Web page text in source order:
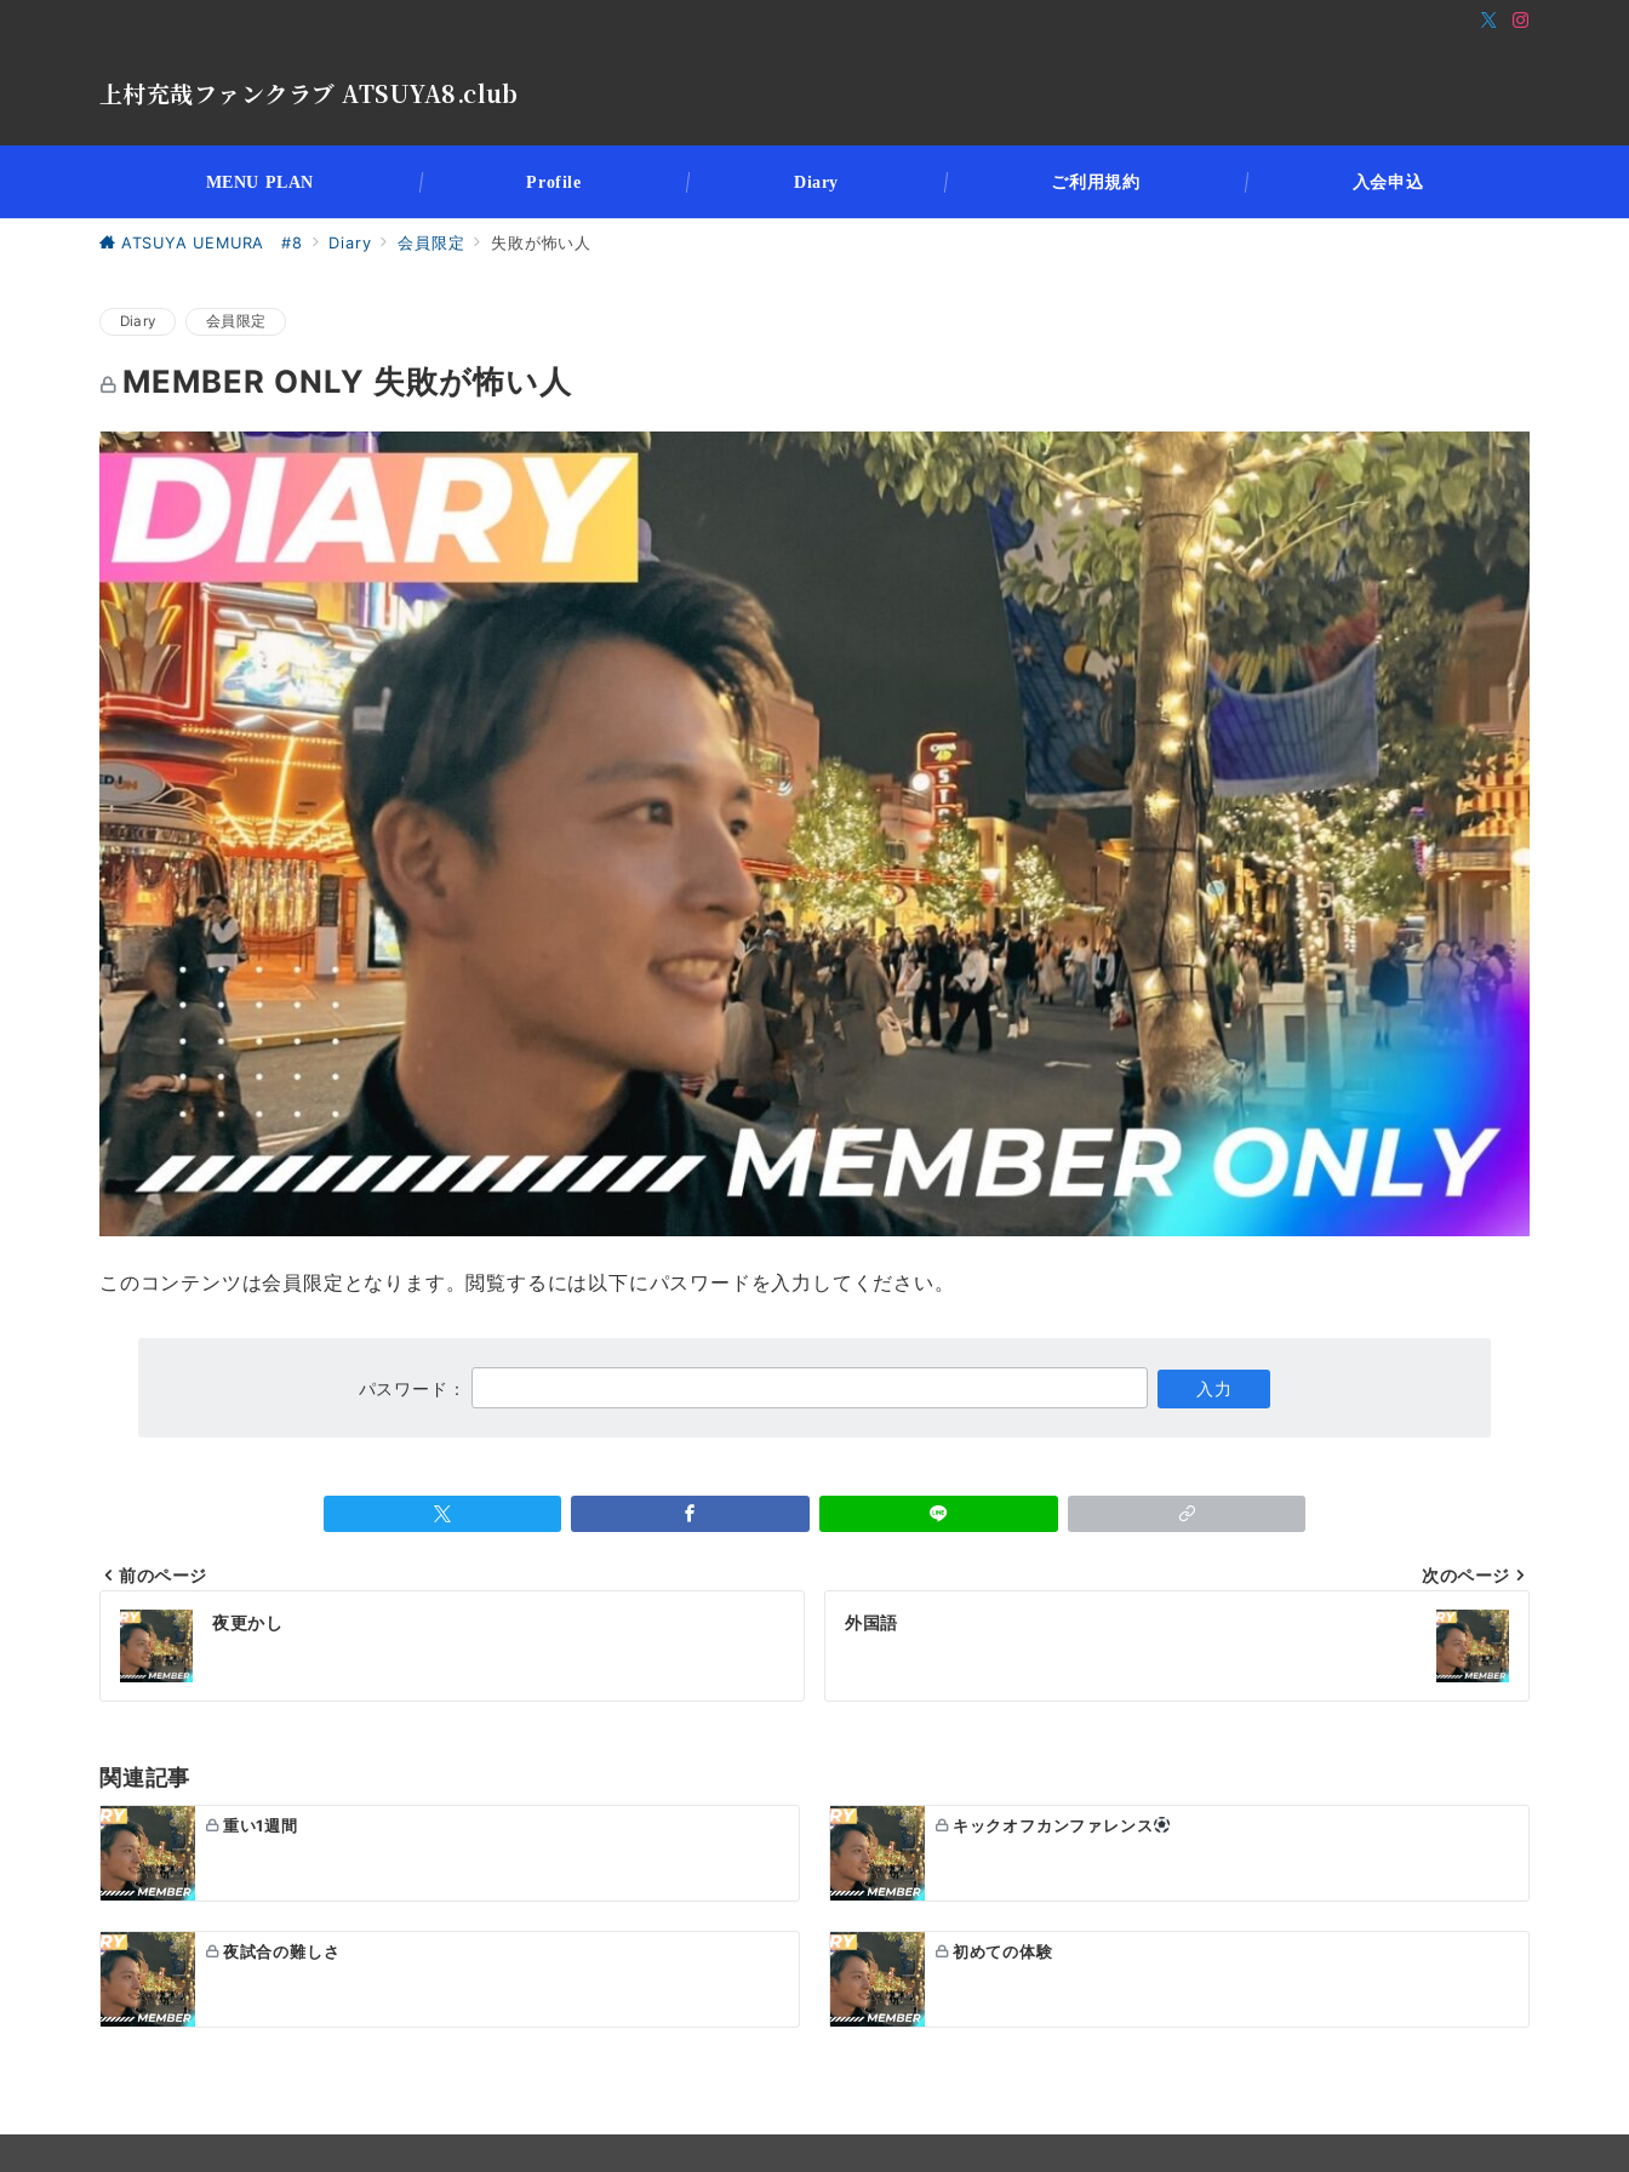
上村充哉ファンクラブ ATSUYA8.club
MENU PLAN Profile Diary ご利用規約 入会申込
ATSUYA UEMURA #8 Diary 会員限定 失敗が怖い人
Diary 会員限定
MEMBER ONLY 失敗が怖い人
このコンテンツは会員限定となります。閲覧するには以下にパスワードを入力してください。
パスワード：
投
稿
ナ
ゲ
ー
シ
ョ
ン
前のページ
夜更かし
次のページ
外国語
関連記事
重い1週間 キックオフカンファレンス
夜試合の難しさ 初めての体験